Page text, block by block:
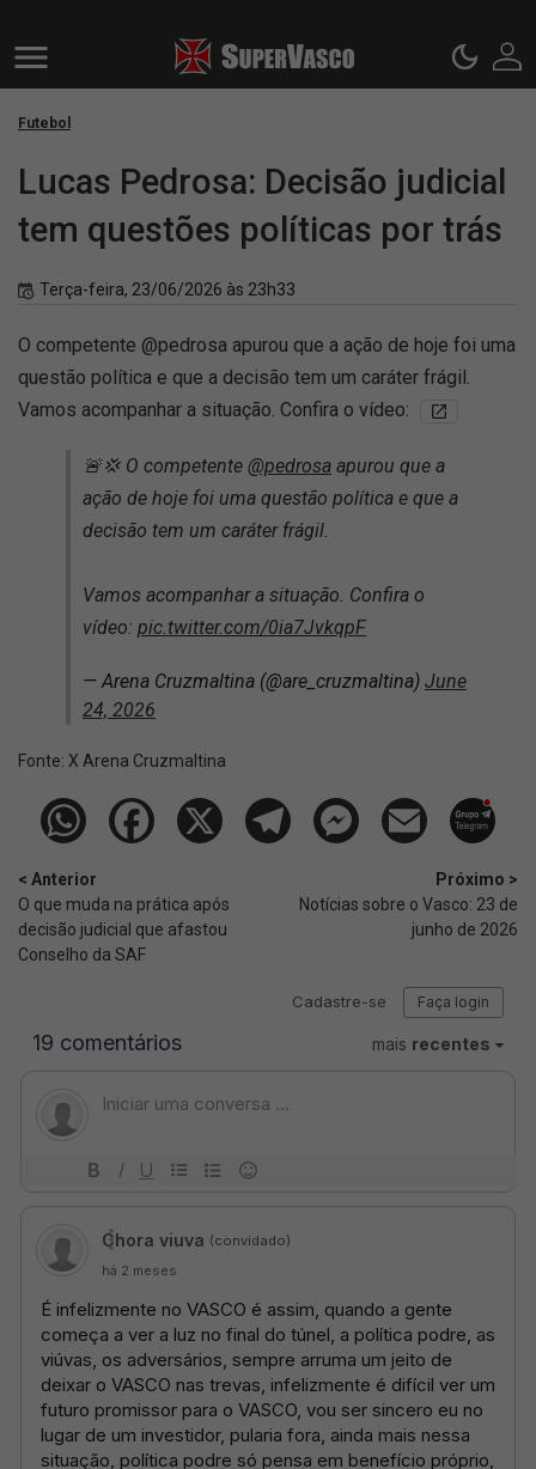
Futebol
Lucas Pedrosa: Decisão judicial
tem questões políticas por trás
Terça-feira, 23/06/2026 às 23h33
O competente @pedrosa apurou que a ação de hoje foi uma
questão política e que a decisão tem um caráter frágil.
Vamos acompanhar a situação. Confira o vídeo:
🚨💢 O competente @pedrosa apurou que a
ação de hoje foi uma questão política e que a
decisão tem um caráter frágil.
Vamos acompanhar a situação. Confira o
vídeo: pic.twitter.com/0ia7JvkqpF
— Arena Cruzmaltina (@are_cruzmaltina) June
24, 2026
Fonte: X Arena Cruzmaltina
< Anterior
O que muda na prática após
decisão judicial que afastou
Conselho da SAF
Próximo >
Notícias sobre o Vasco: 23 de
junho de 2026